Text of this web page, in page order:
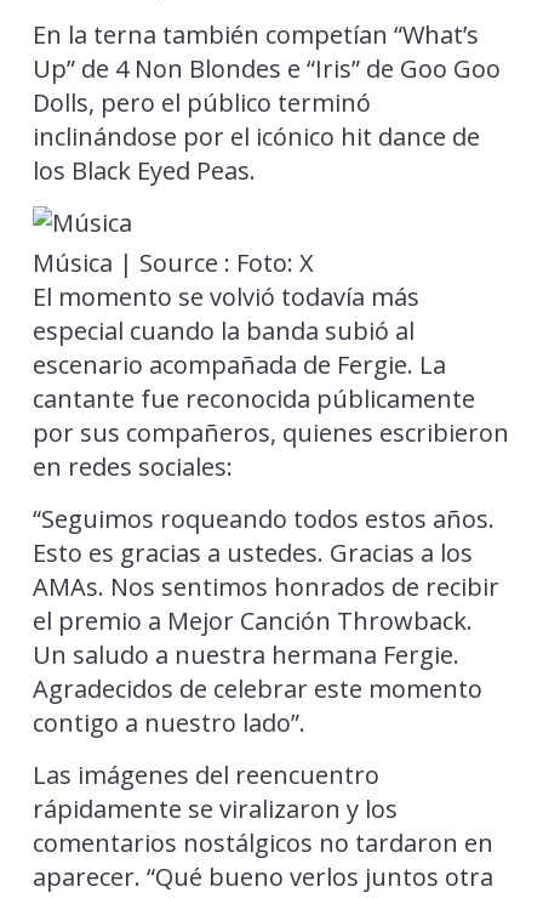
En la terna también competían “What’s
Up” de 4 Non Blondes e “Iris” de Goo Goo
Dolls, pero el público terminó
inclinándose por el icónico hit dance de
los Black Eyed Peas.
Música | Source : Foto: X
El momento se volvió todavía más
especial cuando la banda subió al
escenario acompañada de Fergie. La
cantante fue reconocida públicamente
por sus compañeros, quienes escribieron
en redes sociales:
“Seguimos roqueando todos estos años.
Esto es gracias a ustedes. Gracias a los
AMAs. Nos sentimos honrados de recibir
el premio a Mejor Canción Throwback.
Un saludo a nuestra hermana Fergie.
Agradecidos de celebrar este momento
contigo a nuestro lado”.
Las imágenes del reencuentro
rápidamente se viralizaron y los
comentarios nostálgicos no tardaron en
aparecer. “Qué bueno verlos juntos otra